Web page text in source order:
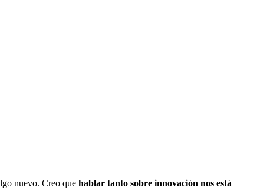
nuevo. Creo que hablar tanto sobre innovación nos está